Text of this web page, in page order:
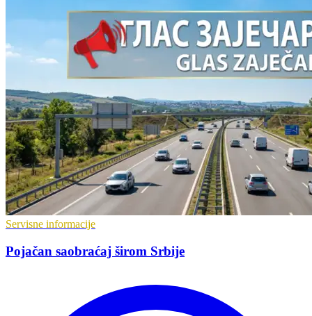
Servisne informacije
Pojačan saobraćaj širom Srbije